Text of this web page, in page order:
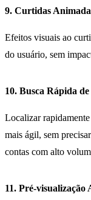
9. Curtidas
Efeitos visuais ao
do usuário, sem
10. Busca Rápida
Localizar
mais ágil, sem
contas com alto
11. Pré-visualização